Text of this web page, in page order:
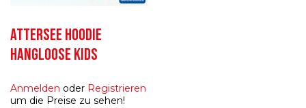
ATTERSEE HOODIE
HANGLOOSE KIDS
Anmelden oder Registrieren
um die Preise zu sehen!